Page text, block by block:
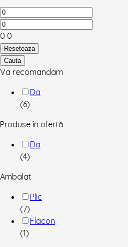
0 0
Reseteaza
Cauta
Va recomandam
Da
(6)
Produse în ofertă
Da
(4)
Ambalat
Plic
(7)
Flacon
(1)